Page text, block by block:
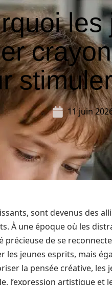
les
11 juin
sont devenus des
À une époque où les
de se
les jeunes esprits, mais
la pensée créative,
l’expression artistique et